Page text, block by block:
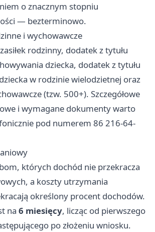
o znacznym stopniu
— bezterminowo.
i wychowawcze
rodzinny, dodatek z tytułu
dziecka, dodatek z tytułu
w rodzinie wielodzietnej oraz
(tzw. 500+). Szczegółowe
i wymagane dokumenty warto
pod numerem 86 216-64-
których dochód nie przekracza
a koszty utrzymania
określony procent dochodów.
na 6 miesięcy, licząc od pierwszego
po złożeniu wniosku.